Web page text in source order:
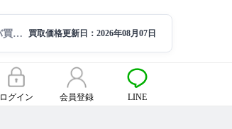
スマートフォンを高額買取ならサクモバ買取【公式】 買取価格更新日： 2026年08月07日
ログイン 会員登録 LINE